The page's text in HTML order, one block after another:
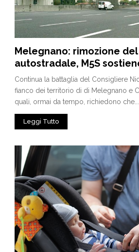
Melegnano: rimozione
autostradale, M5S
Continua la battaglia del Consigliere
fianco dei territorio di di Melegnano e
quali, ormai da tempo, richiedono che...
Leggi Tutto